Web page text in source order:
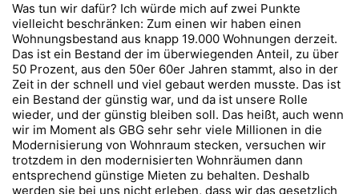
Was tun wir dafür? Ich würde mich auf zwei Punkte
vielleicht beschränken: Zum einen wir haben einen
Wohnungsbestand aus knapp 19.000 Wohnungen derzeit.
Das ist ein Bestand der im überwiegenden Anteil, zu über
50 Prozent, aus den 50er 60er Jahren stammt, also in der
Zeit in der schnell und viel gebaut werden musste. Das ist
ein Bestand der günstig war, und da ist unsere Rolle
wieder, und der günstig bleiben soll. Das heißt, auch wenn
wir im Moment als GBG sehr sehr viele Millionen in die
Modernisierung von Wohnraum stecken, versuchen wir
trotzdem in den modernisierten Wohnräumen dann
entsprechend günstige Mieten zu behalten. Deshalb
werden sie bei uns nicht erleben, dass wir das gesetzlich